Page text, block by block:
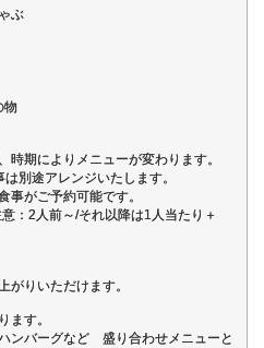
ぶ
物
期によりメニューが変わります。
別途アレンジいたします。
がご予約可能です。
2人前～/それ以降は1人当たり＋
がりいただけます。
ます。
ンバーグなど 盛り合わせメニューと